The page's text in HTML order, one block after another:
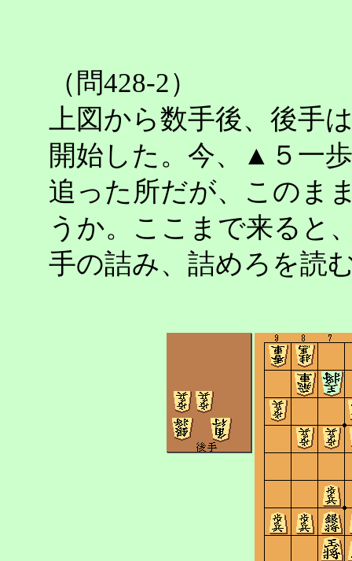
（問428-2）
上図から数手後、後手
開始した。今、▲５一
追った所だが、このま
うか。ここまで来ると
手の詰み、詰めろを読